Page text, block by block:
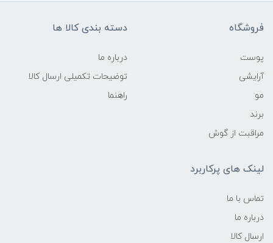
فروشگاه
پوست
آرایشی
مو
برند
مراقبت از گوش
دسته بندی کالا ها
درباره ما
توضیحات تکمیلی ارسال کالا
راهنما
لینک های پرکاربرد
تماس با ما
درباره ما
ارسال کالا